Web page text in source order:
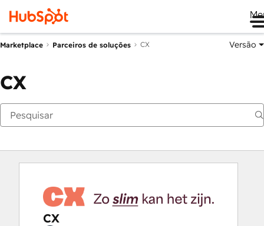
Marketplace Parceiros de soluções CX Versão
CX
CX